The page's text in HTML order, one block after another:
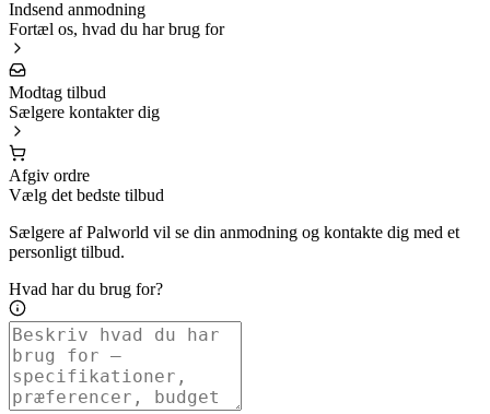
Indsend anmodning
Fortæl os, hvad du har brug for
Modtag tilbud
Sælgere kontakter dig
Afgiv ordre
Vælg det bedste tilbud
Sælgere af Palworld vil se din anmodning og kontakte dig med et
personligt tilbud.
Hvad har du brug for?